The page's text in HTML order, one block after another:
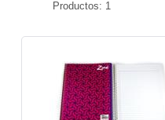
Productos: 1